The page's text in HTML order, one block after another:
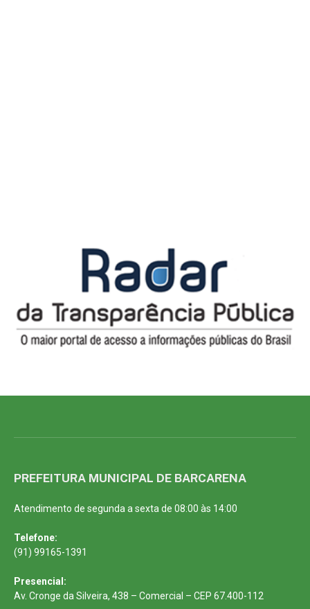
PREFEITURA MUNICIPAL DE BARCARENA
Atendimento de segunda a sexta de 08:00 às 14:00
Telefone:
(91) 99165-1391
Presencial:
Av. Cronge da Silveira, 438 – Comercial – CEP 67.400-112